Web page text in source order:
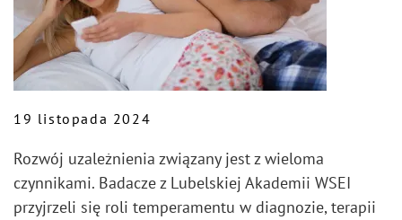
19 listopada 2024
Rozwój uzależnienia związany jest z wieloma
czynnikami. Badacze z Lubelskiej Akademii WSEI
przyjrzeli się roli temperamentu w diagnozie, terapii